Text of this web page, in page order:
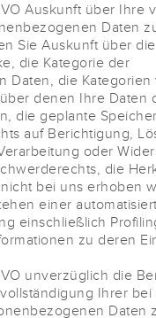
Auskunft über Ihre
Daten
Sie Auskunft über die
die Kategorie der
Daten, die Kategorien
denen Ihre Daten
die geplante
auf Berichtigung,
oder
die
bei uns erhoben
einer
einschließlich
zu deren
unverzüglich die
Ihrer bei
Daten